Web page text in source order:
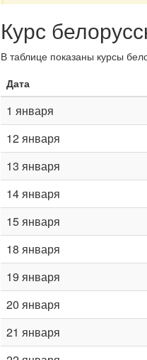
Курс
В таблице показаны курсы
Дата
1 января
12 января
13 января
14 января
15 января
18 января
19 января
20 января
21 января